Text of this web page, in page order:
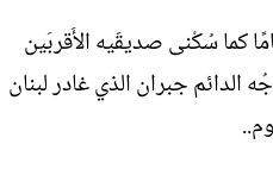
كما سُكْنى صديقَيه الأَقربَين
جبران الذي غادر لبنان